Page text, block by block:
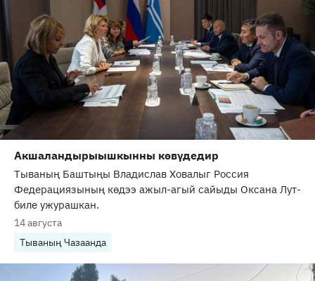
Акшаландырыышкынны көвүдедир
Тываның Баштыңы Владислав Ховалыг Россия
Федерациязының көдээ ажыл-агый сайыды Оксана Лут-
биле ужурашкан.
14 августа
Тываның Чазаанда